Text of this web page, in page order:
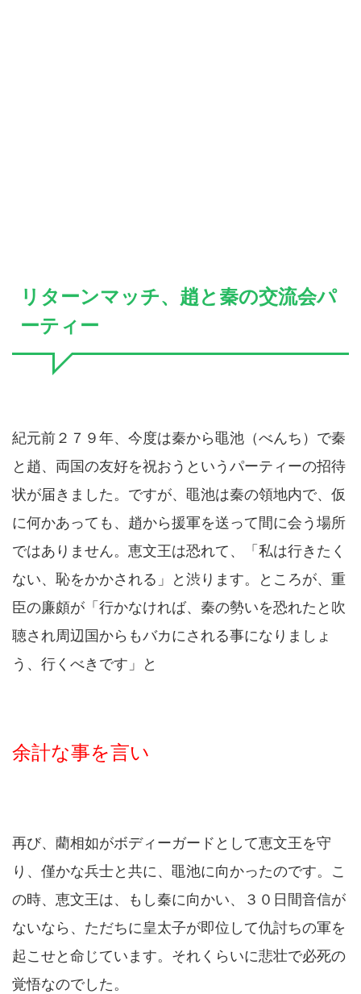
リターンマッチ、趙と秦の交流会パ
ーティー
紀元前２７９年、今度は秦から黽池（べんち）で秦
と趙、両国の友好を祝おうというパーティーの招待
状が届きました。ですが、黽池は秦の領地内で、仮
に何かあっても、趙から援軍を送って間に会う場所
ではありません。恵文王は恐れて、「私は行きたく
ない、恥をかかされる」と渋ります。ところが、重
臣の廉頗が「行かなければ、秦の勢いを恐れたと吹
聴され周辺国からもバカにされる事になりましょ
う、行くべきです」と
余計な事を言い
再び、藺相如がボディーガードとして恵文王を守
り、僅かな兵士と共に、黽池に向かったのです。こ
の時、恵文王は、もし秦に向かい、３０日間音信が
ないなら、ただちに皇太子が即位して仇討ちの軍を
起こせと命じています。それくらいに悲壮で必死の
覚悟なのでした。